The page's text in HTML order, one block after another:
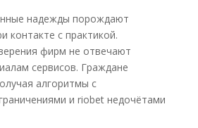
надежды порождают
контакте с практикой.
фирм не отвечают
сервисов. Граждане
алгоритмы с
и riobet недочётами